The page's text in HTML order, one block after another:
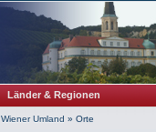
Länder & Regionen
Wiener Umland » Orte